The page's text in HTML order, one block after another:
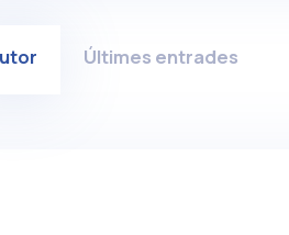
Últimes entrades